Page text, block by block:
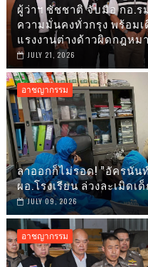
ผู้ว่าฯ ชัชชาติ จับมือ กอ.ร
ความมั่นคงทั่วกรุง พร้อม
แรงงานต่างด้าวผิดกฎห
JULY 21, 2026
อาชญากรรม
ลาออกก็ไม่รอด! ”อัครนัน
ผอ.โรงเรียน ล่วงละเมิดเ
JULY 09, 2026
อาชญากรรม